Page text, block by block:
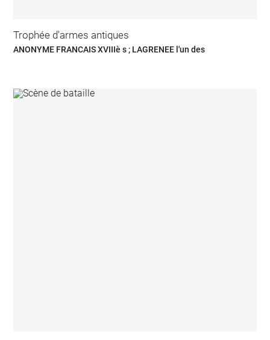
Trophée d'armes antiques
ANONYME FRANCAIS XVIIIè s ; LAGRENEE l'un des